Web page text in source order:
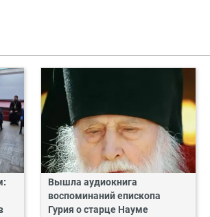
Вышла аудиокнига
воспоминаний епископа
Гурия о старце Науме